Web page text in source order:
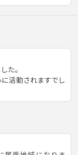
た。
活動されますでし